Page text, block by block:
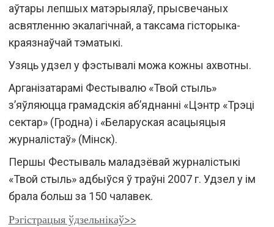
аўтары лепшых матэрыялаў, прысвечаных
асвятленню экалагічнай, а таксама гісторыка-
краязнаўчай тэматыкі.
Узяць удзел у фэстывалі можа кожны ахвотны.
Арганізатарамі Фестывалю «Твой стыль»
з’яўляюцца грамадскія аб’яднанні «Цэнтр «Трэці
сектар» (Гродна) і «Беларуская асацыяцыя
журналістаў» (Мінск).
Першы Фестываль маладзёвай журналістыкі
«Твой стыль» адбыўся ў траўні 2007 г. Удзел у ім
брала больш за 150 чалавек.
Рэгістрацыя ўдзельнікаў>>